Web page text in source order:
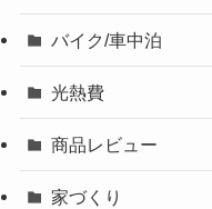
バイク/車中泊
光熱費
商品レビュー
家づくり